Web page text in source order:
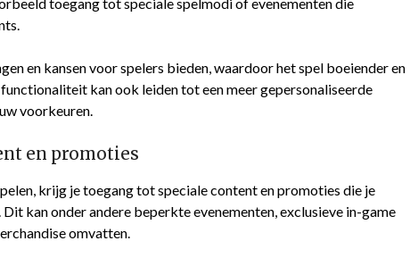
en kansen voor spelers bieden, waardoor het spel boeiender en
kan ook leiden tot een meer gepersonaliseerde
voorkeuren.
en promoties
krijg je toegang tot speciale content en promoties die je
kan onder andere beperkte evenementen, exclusieve in-game
omvatten.